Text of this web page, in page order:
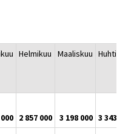
Helmikuu Maaliskuu Huhtikuu
2 857 000 3 198 000 3 343 000